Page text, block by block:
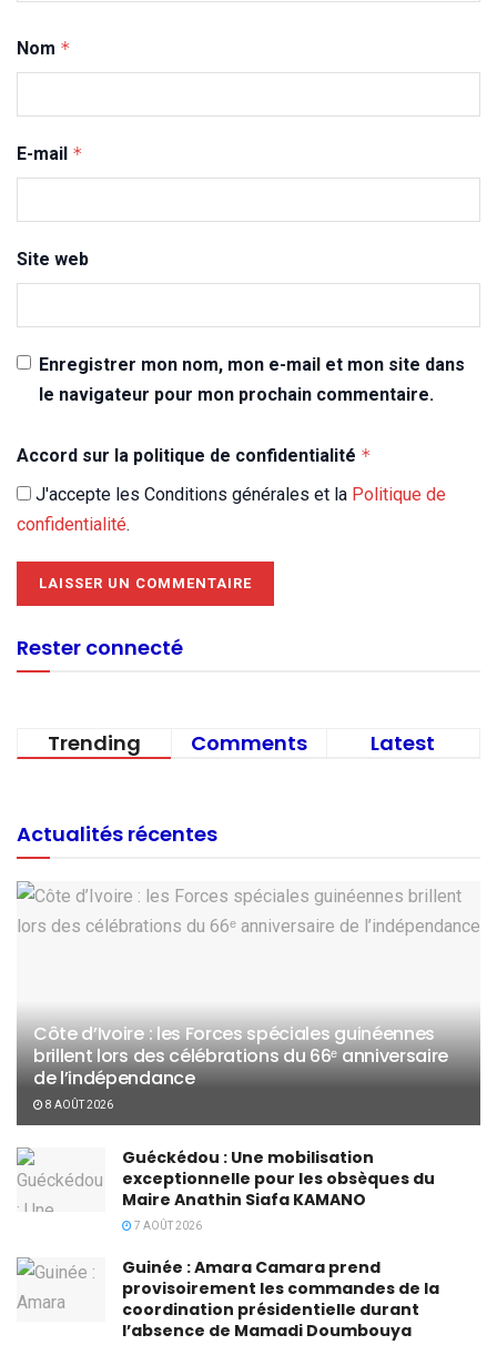
Nom *
E-mail *
Site web
Enregistrer mon nom, mon e-mail et mon site dans
le navigateur pour mon prochain commentaire.
Accord sur la politique de confidentialité *
J'accepte les Conditions générales et la Politique de
confidentialité.
Rester connecté
Trending Comments Latest
Actualités récentes
Côte d’Ivoire : les Forces spéciales guinéennes
brillent lors des célébrations du 66ᵉ anniversaire
de l’indépendance
8 AOÛT 2026
Guéckédou : Une mobilisation
exceptionnelle pour les obsèques du
Maire Anathin Siafa KAMANO
7 AOÛT 2026
Guinée : Amara Camara prend
provisoirement les commandes de la
coordination présidentielle durant
l’absence de Mamadi Doumbouya